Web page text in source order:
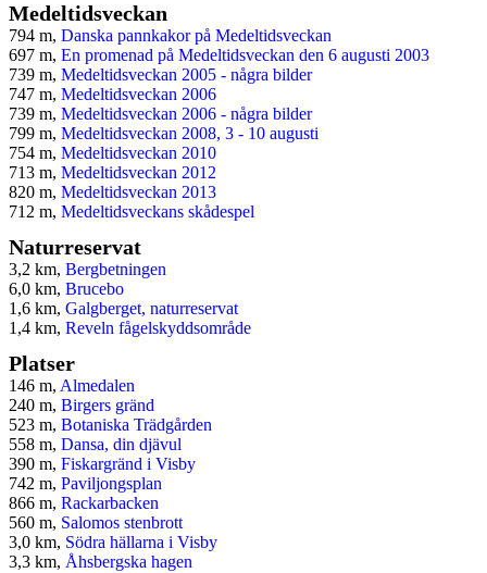
Medeltidsveckan
794 m, Danska pannkakor på Medeltidsveckan
697 m, En promenad på Medeltidsveckan den 6 augusti 2003
739 m, Medeltidsveckan 2005 - några bilder
747 m, Medeltidsveckan 2006
739 m, Medeltidsveckan 2006 - några bilder
799 m, Medeltidsveckan 2008, 3 - 10 augusti
754 m, Medeltidsveckan 2010
713 m, Medeltidsveckan 2012
820 m, Medeltidsveckan 2013
712 m, Medeltidsveckans skådespel
Naturreservat
3,2 km, Bergbetningen
6,0 km, Brucebo
1,6 km, Galgberget, naturreservat
1,4 km, Reveln fågelskyddsområde
Platser
146 m, Almedalen
240 m, Birgers gränd
523 m, Botaniska Trädgården
558 m, Dansa, din djävul
390 m, Fiskargränd i Visby
742 m, Paviljongsplan
866 m, Rackarbacken
560 m, Salomos stenbrott
3,0 km, Södra hällarna i Visby
3,3 km, Åhsbergska hagen